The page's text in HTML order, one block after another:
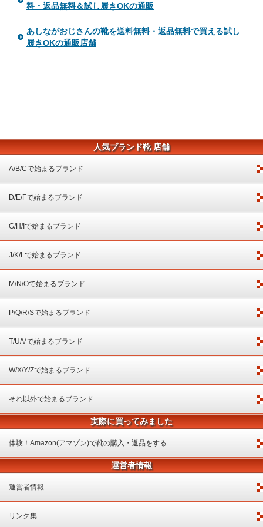
料・返品無料＆試し履きOKの通販
あしながおじさんの靴を送料無料・返品無料で買える試し
履きOKの通販店舗
人気ブランド靴 店舗
A/B/Cで始まるブランド
D/E/Fで始まるブランド
G/H/Iで始まるブランド
J/K/Lで始まるブランド
M/N/Oで始まるブランド
P/Q/R/Sで始まるブランド
T/U/Vで始まるブランド
W/X/Y/Zで始まるブランド
それ以外で始まるブランド
実際に買ってみました
体験！Amazon(アマゾン)で靴の購入・返品をする
運営者情報
運営者情報
リンク集